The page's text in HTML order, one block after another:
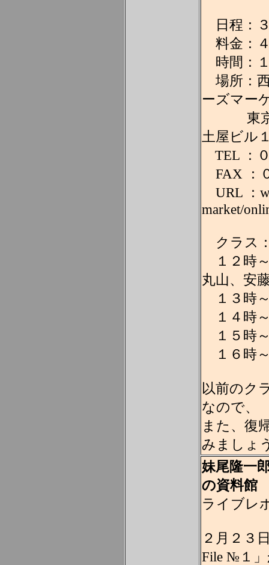
日程：
料金：
時間：
場所：
ーズマー
東京都
土屋ビル
TEL ：
FAX ：
URL ：
market/
クラス
１２時
丸山、安
１３時
１４時
１５時
１６時
以前のク
なので、
また、復
みましょ
妹尾隆一
の資料館
ライブレ
２月２３
File №１」